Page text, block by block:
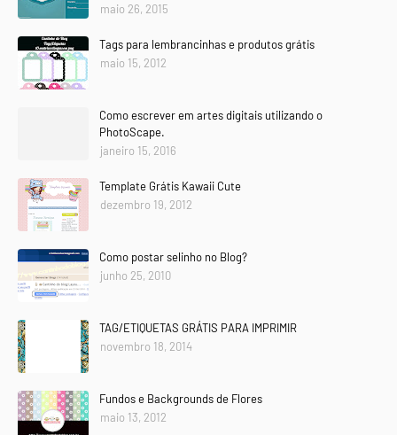
maio 26, 2015
Tags para lembrancinhas e produtos grátis
maio 15, 2012
Como escrever em artes digitais utilizando o
PhotoScape.
janeiro 15, 2016
Template Grátis Kawaii Cute
dezembro 19, 2012
Como postar selinho no Blog?
junho 25, 2010
TAG/ETIQUETAS GRÁTIS PARA IMPRIMIR
novembro 18, 2014
Fundos e Backgrounds de Flores
maio 13, 2012